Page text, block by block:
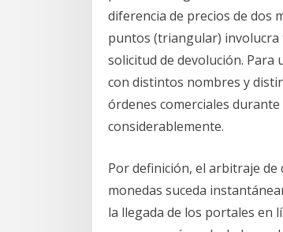
diferencia de precios de dos
puntos (triangular) involucra
solicitud de devolución. Para
con distintos nombres y
órdenes comerciales
considerablemente.
Por definición, el arbitraje de
monedas suceda
la llegada de los portales en